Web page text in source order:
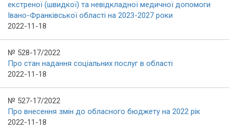
екстреної (швидкої) та невідкладної медичної допомоги
Івано-Франківської області на 2023-2027 роки
2022-11-18
№ 528-17/2022
Про стан надання соціальних послуг в області
2022-11-18
№ 527-17/2022
Про внесення змін до обласного бюджету на 2022 рік
2022-11-18